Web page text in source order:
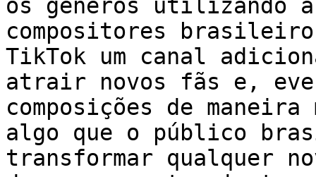
os gêneros utilizando
compositores
TikTok um canal
atrair novos fãs e,
composições de
algo que o público
transformar qualquer